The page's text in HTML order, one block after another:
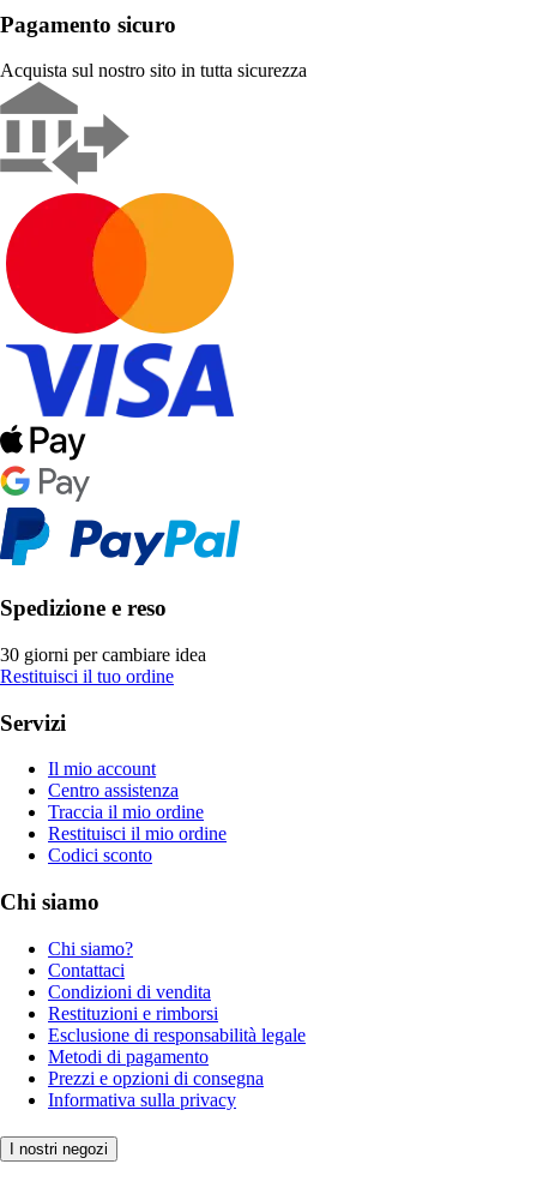
Pagamento sicuro
Acquista sul nostro sito in tutta sicurezza
Spedizione e reso
30 giorni per cambiare idea
Restituisci il tuo ordine
Servizi
Il mio account
Centro assistenza
Traccia il mio ordine
Restituisci il mio ordine
Codici sconto
Chi siamo
Chi siamo?
Contattaci
Condizioni di vendita
Restituzioni e rimborsi
Esclusione di responsabilità legale
Metodi di pagamento
Prezzi e opzioni di consegna
Informativa sulla privacy
I nostri negozi